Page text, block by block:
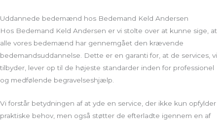
Uddannede bedemænd hos Bedemand Keld Andersen
Hos Bedemand Keld Andersen er vi stolte over at kunne sige, at
alle vores bedemænd har gennemgået den krævende
bedemandsuddannelse. Dette er en garanti for, at de services, vi
tilbyder, lever op til de højeste standarder inden for professionel
og medfølende begravelseshjælp.
Vi forstår betydningen af at yde en service, der ikke kun opfylder
praktiske behov, men også støtter de efterladte igennem en af